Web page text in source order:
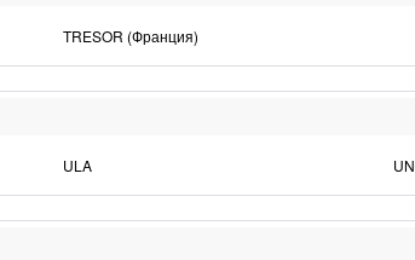
TRESOR (Франция)
ULA